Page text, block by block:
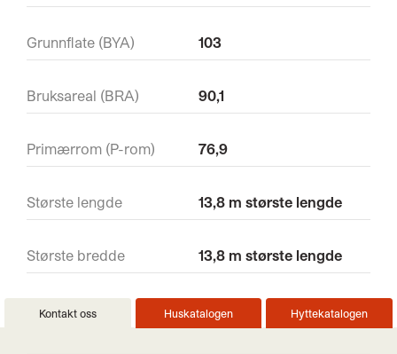
Grunnflate (BYA) 103
Bruksareal (BRA) 90,1
Primærrom (P-rom) 76,9
Største lengde 13,8 m største lengde
Største bredde 13,8 m største lengde
Kontakt oss Huskatalogen Hyttekatalogen